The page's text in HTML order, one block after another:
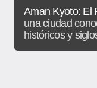
Aman Kyoto: El
una ciudad
históricos y